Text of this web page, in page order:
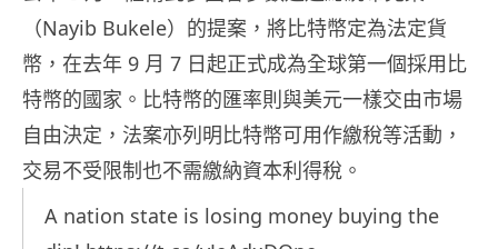
（Nayib Bukele）的提案，將比特幣定為法定貨
幣，在去年 9 月 7 日起正式成為全球第一個採用比
特幣的國家。比特幣的匯率則與美元一樣交由市場
自由決定，法案亦列明比特幣可用作繳稅等活動，
交易不受限制也不需繳納資本利得稅。
A nation state is losing money buying the